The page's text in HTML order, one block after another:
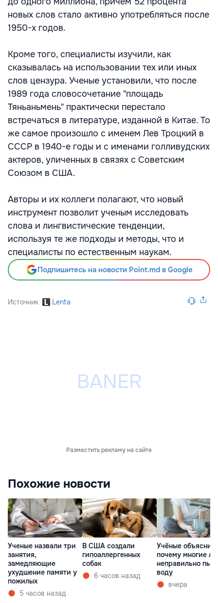
новых слов стало активно употребляться после
1950-х годов.
Кроме того, специалисты изучили, как
сказывалась на использовании тех или иных
слов цензура. Ученые установили, что после
1989 года словосочетание "площадь
Тяньаньмень" практически перестало
встречаться в литературе, изданной в Китае. То
же самое произошло с именем Лев Троцкий в
СССР в 1940-е годы и с именами голливудских
актеров, уличенных в связях с Советским
Союзом в США.
Авторы и их коллеги полагают, что новый
инструмент позволит ученым исследовать
слова и лингвистические тенденции,
используя те же подходы и методы, что и
специалисты по естественным наукам.
Подпишитесь на новости Point.md в Google
Источник Lenta
Разместить рекламу на сайте
Похожие новости
Ученые назвали три
занятия,
замедляющие
ухудшение памяти у
пожилых
5 часов назад
В США создали
гипоаллергенных
собак
6 часов назад
Учёные
почему многие
неправильно
воду
вчера